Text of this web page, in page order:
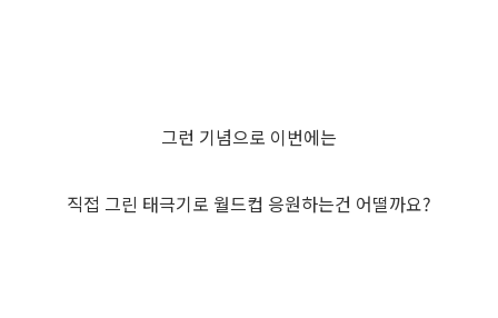
그런 기념으로 이번에는
직접 그린 태극기로 월드컵 응원하는건 어떨까요?